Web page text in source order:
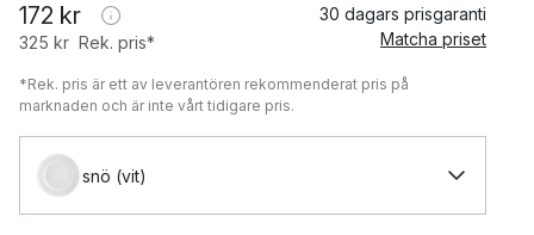
172 kr
325 kr Rek. pris*
30 dagars prisgaranti
Matcha priset
*Rek. pris är ett av leverantören rekommenderat pris på
marknaden och är inte vårt tidigare pris.
snö (vit)